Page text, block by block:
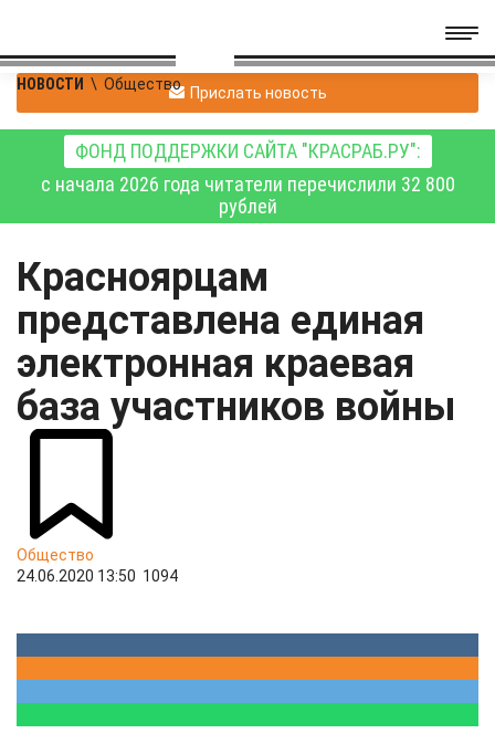
НОВОСТИ \ Общество Прислать новость
ФОНД ПОДДЕРЖКИ САЙТА "КРАСРАБ.РУ":
с начала 2026 года читатели перечислили 32 800
рублей
Красноярцам
представлена единая
электронная краевая
база участников войны
Общество
24.06.2020 13:50 1094